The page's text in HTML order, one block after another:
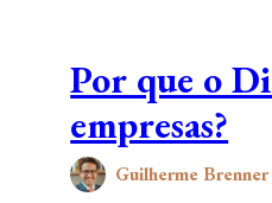
Por que o
empresas?
Guilherme